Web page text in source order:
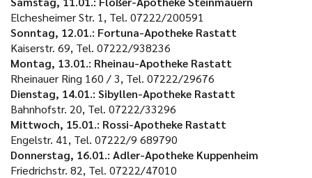
Elchesheimer Str. 1, Tel. 07222/200591
Sonntag, 12.01.: Fortuna-Apotheke Rastatt
Kaiserstr. 69, Tel. 07222/938236
Montag, 13.01.: Rheinau-Apotheke Rastatt
Rheinauer Ring 160 / 3, Tel. 07222/29676
Dienstag, 14.01.: Sibyllen-Apotheke Rastatt
Bahnhofstr. 20, Tel. 07222/33296
Mittwoch, 15.01.: Rossi-Apotheke Rastatt
Engelstr. 41, Tel. 07222/9 689790
Donnerstag, 16.01.: Adler-Apotheke Kuppenheim
Friedrichstr. 82, Tel. 07222/47010